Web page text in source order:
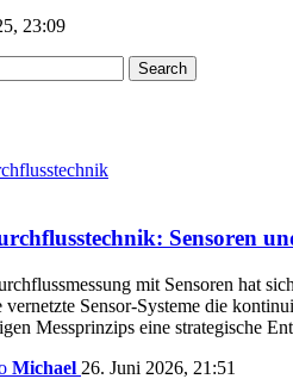
23:09
Search
Sensoren
mit Sensoren hat
vernetzte Sensor-Systeme die
Messprinzips eine strategische
Michael 26. Juni 2026, 21:51